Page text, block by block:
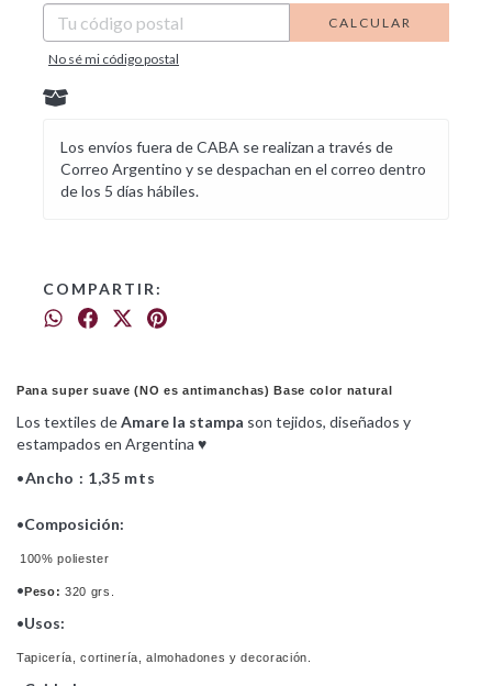
CALCULAR
No sé mi código postal
Los envíos fuera de CABA se realizan a través de
Correo Argentino y se despachan en el correo dentro
de los 5 días hábiles.
COMPARTIR:
Pana super suave (NO es antimanchas) Base color natural
Los textiles deAmare la stampa son tejidos, diseñados y
estampados en Argentina ♥
•Ancho : 1,35 mts
•Composición:
100% poliester
•Peso: 320 grs.
•Usos:
Tapicería, cortinería, almohadones y decoración.